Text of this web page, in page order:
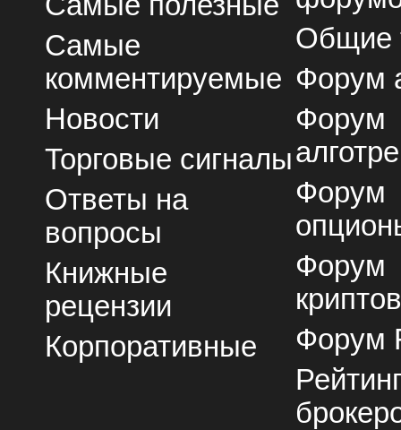
Самые
комментируемые
Новости
Торговые сигналы
Ответы на
вопросы
Книжные
рецензии
Корпоративные
Общие
Форум
Форум
Форум
Форум
Форум